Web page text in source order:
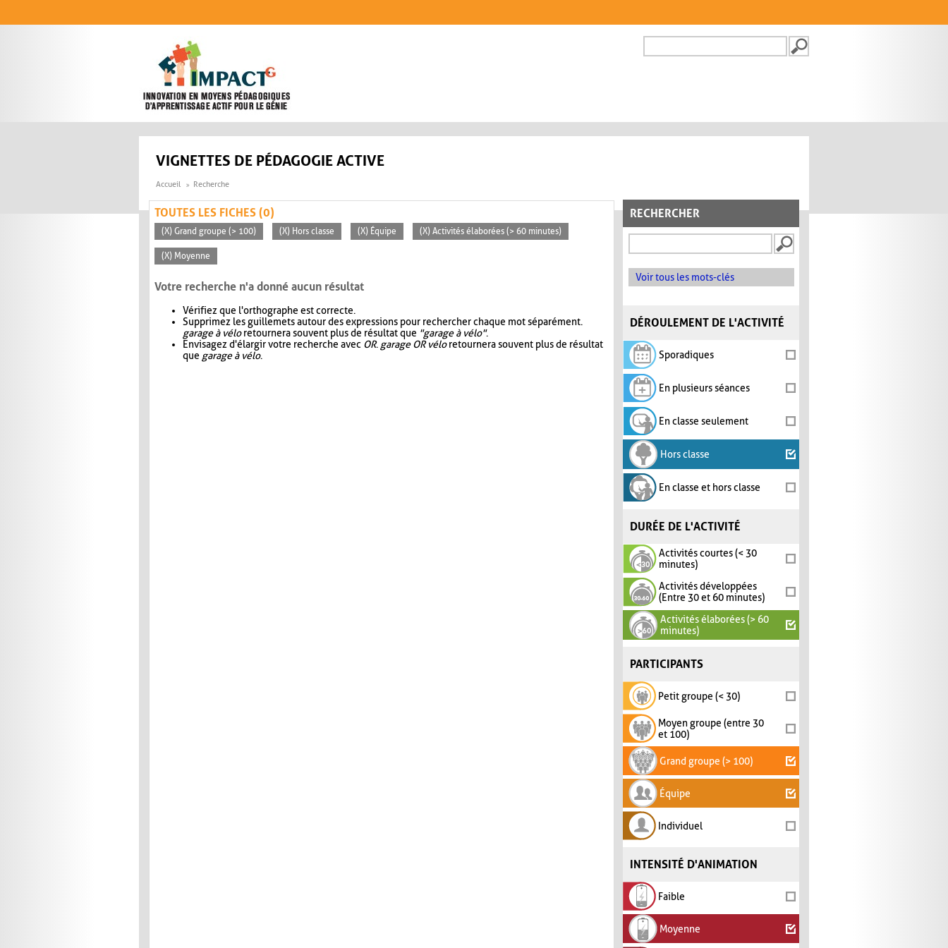
FORMULAIRE DE
VIGNETTES DE PÉDAGOGIE ACTIVE
Accueil Recherche
RECHERCHER
Voir tous les mots-clés
DÉROULEMENT DE L'ACTIVITÉ
Sporadiques
En plusieurs séances
En classe seulement
Hors classe
En classe et hors classe
DURÉE DE L'ACTIVITÉ
Activités courtes (< 30
minutes)
Activités développées
(Entre 30 et 60 minutes)
Activités élaborées (> 60
minutes)
PARTICIPANTS
Petit groupe (< 30)
Moyen groupe (entre 30
et 100)
Grand groupe (> 100)
Équipe
Individuel
INTENSITÉ D'ANIMATION
Faible
Moyenne
TOUTES LES FICHES (0)
(X) Grand groupe (> 100) (X) Hors classe (X) Équipe (X) Activités élaborées (> 60 minutes)
(X) Moyenne
Votre recherche n'a donné aucun résultat
Vérifiez que l'orthographe est correcte.
Supprimez les guillemets autour des expressions pour rechercher chaque mot séparément.
garage à véloretournera souvent plus de résultat que "garage à vélo".
Envisagez d'élargir votre recherche avec OR. garage OR véloretournera souvent plus de résultat
que garage à vélo.